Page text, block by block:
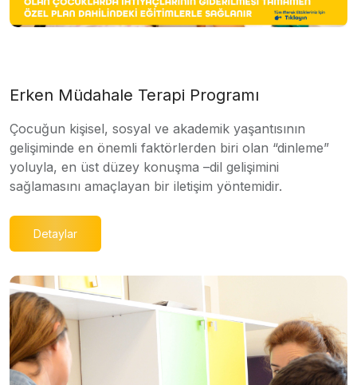
Erken Müdahale Terapi Programı
Çocuğun kişisel, sosyal ve akademik yaşantısının
gelişiminde en önemli faktörlerden biri olan “dinleme”
yoluyla, en üst düzey konuşma –dil gelişimini
sağlamasını amaçlayan bir iletişim yöntemidir.
Detaylar